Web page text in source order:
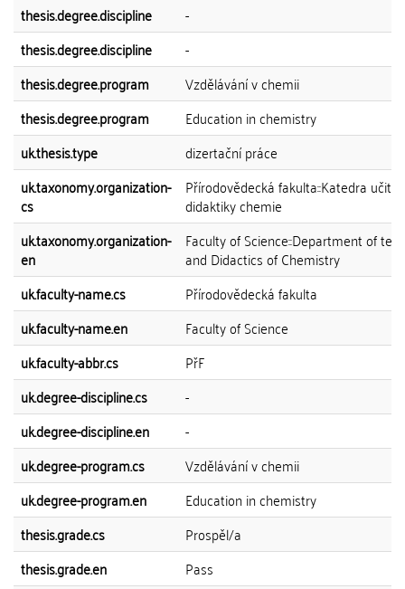
thesis.degree.discipline
-
thesis.degree.discipline
-
thesis.degree.program
Vzdělávání v chemii
thesis.degree.program
Education in chemistry
uk.thesis.type
dizertační práce
uk.taxonomy.organization-
cs
Přírodovědecká fakulta::Katedra
didaktiky chemie
uk.taxonomy.organization-
en
Faculty of Science::Department of
and Didactics of Chemistry
uk.faculty-name.cs
Přírodovědecká fakulta
uk.faculty-name.en
Faculty of Science
uk.faculty-abbr.cs
PřF
uk.degree-discipline.cs
-
uk.degree-discipline.en
-
uk.degree-program.cs
Vzdělávání v chemii
uk.degree-program.en
Education in chemistry
thesis.grade.cs
Prospěl/a
thesis.grade.en
Pass